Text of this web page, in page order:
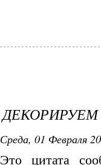
ДЕКОРИРУЕМ
Среда, 01 Февраля
Это цитата